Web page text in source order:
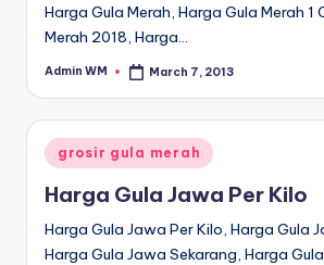
Harga Gula Merah, Harga Gula Merah 1
Merah 2018, Harga…
Posted
Admin WM March 7, 2013
Posted
in
grosir gula merah
Harga Gula Jawa Per Kilo
Harga Gula Jawa Per Kilo, Harga Gula
Harga Gula Jawa Sekarang, Harga